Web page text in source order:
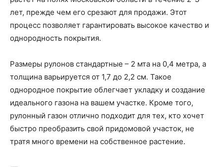
лет, прежде чем его срезают для продажи. Этот
процесс позволяет гарантировать высокое качество и
однородность покрытия.
Размеры рулонов стандартные – 2 мта на 0,4 метра, а
толщина варьируется от 1,7 до 2,2 см. Такое
однородное покрытие облегчает укладку и создание
идеального газона на вашем участке. Кроме того,
рулонный газон отлично подходит для тех, кто хочет
быстро преобразить свой придомовой участок, не
тратя много времени на собственное растение.